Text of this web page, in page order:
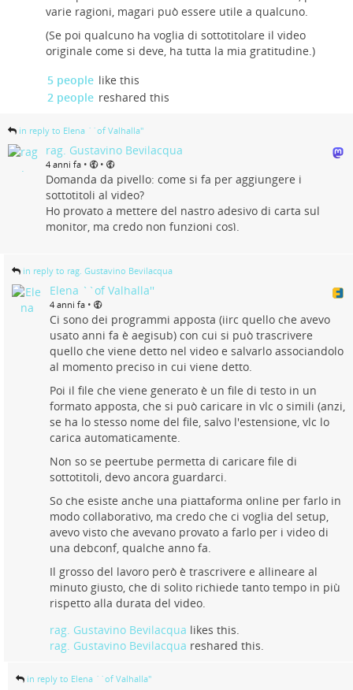
varie ragioni, magari può essere utile a qualcuno.
(Se poi qualcuno ha voglia di sottotitolare il video
originale come si deve, ha tutta la mia gratitudine.)
5 people like this
2 people reshared this
in reply to Elena ``of Valhalla''
rag. Gustavino Bevilacqua
4 anni fa • •
Domanda da pivello: come si fa per aggiungere i
sottotitoli al video?
Ho provato a mettere del nastro adesivo di carta sul
monitor, ma credo non funzioni così.
in reply to rag. Gustavino Bevilacqua
Elena ``of Valhalla''
4 anni fa •
Ci sono dei programmi apposta (iirc quello che avevo
usato anni fa è aegisub) con cui si può trascrivere
quello che viene detto nel video e salvarlo associandolo
al momento preciso in cui viene detto.
Poi il file che viene generato è un file di testo in un
formato apposta, che si può caricare in vlc o simili (anzi,
se ha lo stesso nome del file, salvo l'estensione, vlc lo
carica automaticamente.
Non so se peertube permetta di caricare file di
sottotitoli, devo ancora guardarci.
So che esiste anche una piattaforma online per farlo in
modo collaborativo, ma credo che ci voglia del setup,
avevo visto che avevano provato a farlo per i video di
una debconf, qualche anno fa.
Il grosso del lavoro però è trascrivere e allineare al
minuto giusto, che di solito richiede tanto tempo in più
rispetto alla durata del video.
rag. Gustavino Bevilacqua likes this.
rag. Gustavino Bevilacqua reshared this.
in reply to Elena ``of Valhalla''